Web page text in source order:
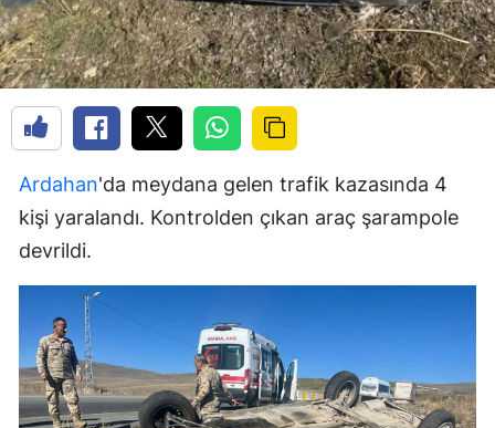
Ardahan'da meydana gelen trafik kazasında 4
kişi yaralandı. Kontrolden çıkan araç şarampole
devrildi.